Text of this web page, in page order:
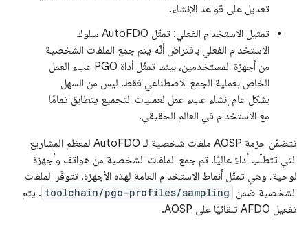
تعديل على قواعد الإنشاء.
تمثيل الاستخدام الفعلي: تمثّل AutoFDO سلوك
الاستخدام الفعلي بافتراض أنّه يتم جمع الملفات الشخصية
من أجهزة المستخدمين، بينما تمثّل أداة PGO عبء العمل
الخاص بعملية الجمع الاصطناعي فقط. ليس من السهل
بشكل عام إنشاء عبء عمل لعمليات التجميع يتطابق تمامًا
مع الاستخدام في العالم الحقيقي.
تتضمّن حزمة AOSP ملفات شخصية لـ AutoFDO لمعظم المشاريع
التي تتطلّب أداءً عاليًا. تم جمع الملفات الشخصية من هواتف وأجهزة
لوحية، وهي تمثّل أنماط الاستخدام العامة لهذه الأجهزة. تتوفّر الملفات
الشخصية ضمن toolchain/pgo-profiles/sampling . يتم
تفعيل AFDO تلقائيًا على AOSP.